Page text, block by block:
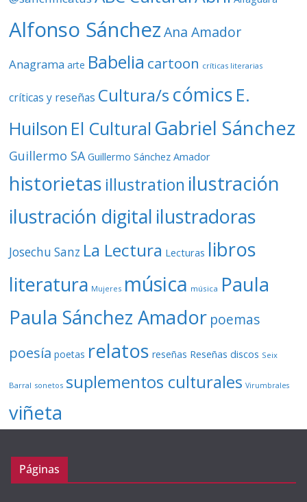
Alfonso Sánchez Ana Amador
Anagrama arte Babelia cartoon críticas literarias
críticas y reseñas Cultura/s cómics E.
Huilson El Cultural Gabriel Sánchez
Guillermo SA Guillermo Sánchez Amador
historietas illustration ilustración
ilustración digital ilustradoras
Josechu Sanz La Lectura Lecturas libros
literatura Mujeres música música Paula
Paula Sánchez Amador poemas
poesía poetas relatos reseñas Reseñas discos Seix
Barral sonetos suplementos culturales Virumbrales
viñeta
Páginas